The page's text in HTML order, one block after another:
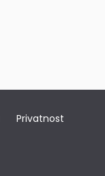
Privatnost